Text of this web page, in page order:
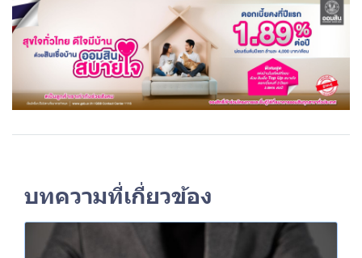
บทความที่เกี่ยวข้อง